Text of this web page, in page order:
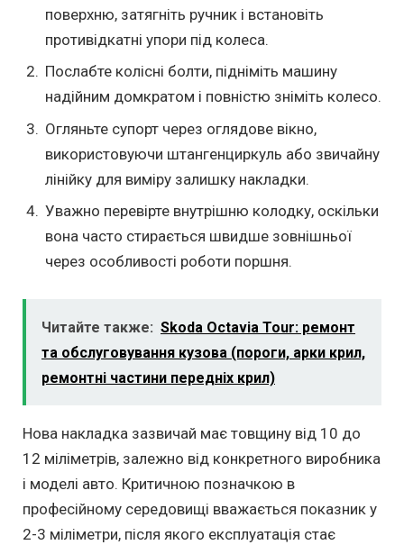
поверхню, затягніть ручник і встановіть
противідкатні упори під колеса.
Послабте колісні болти, підніміть машину
надійним домкратом і повністю зніміть колесо.
Огляньте супорт через оглядове вікно,
використовуючи штангенциркуль або звичайну
лінійку для виміру залишку накладки.
Уважно перевірте внутрішню колодку, оскільки
вона часто стирається швидше зовнішньої
через особливості роботи поршня.
Читайте также: Skoda Octavia Tour: ремонт
та обслуговування кузова (пороги, арки крил,
ремонтні частини передніх крил)
Нова накладка зазвичай має товщину від 10 до
12 міліметрів, залежно від конкретного виробника
і моделі авто. Критичною позначкою в
професійному середовищі вважається показник у
2-3 міліметри, після якого експлуатація стає